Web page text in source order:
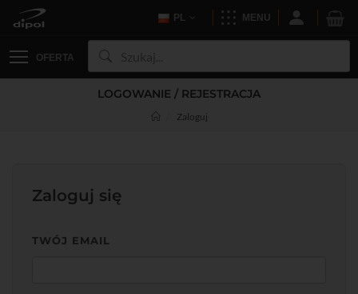
PL MENU
OFERTA
LOGOWANIE / REJESTRACJA
Zaloguj
Zaloguj się
TWÓJ EMAIL